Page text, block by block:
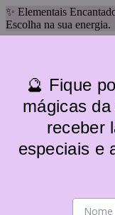
✨ Elementais
Escolha na sua energia.
Categorias
🔮 Fique
mágicas
receber
especiais e